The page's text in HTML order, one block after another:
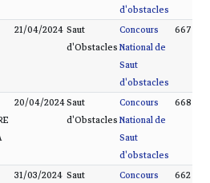
d'obstacles
667
Concours
National de
Saut
d'obstacles
Saut
d'Obstacles
21/04/2024
668
Concours
National de
Saut
d'obstacles
Saut
d'Obstacles
20/04/2024
662
Concours
Saut
31/03/2024